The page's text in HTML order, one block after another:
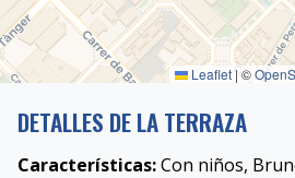
Leaflet| ©
DETALLES DE LA TERRAZA
Características:Con niños,